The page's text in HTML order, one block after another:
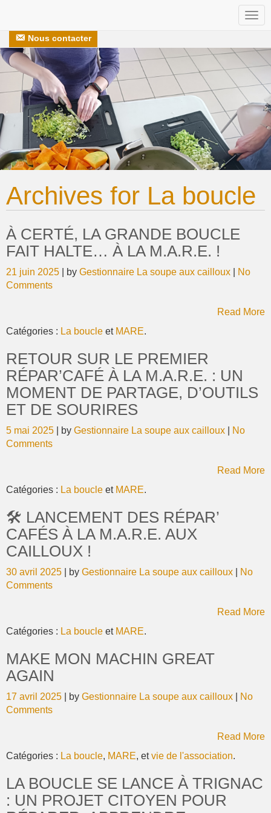
Nous contacter
Archives for La boucle
À CERTÉ, LA GRANDE BOUCLE
FAIT HALTE… À LA M.A.R.E. !
21 juin 2025 | by Gestionnaire La soupe aux cailloux
No
Comments
Read More
Catégories : La boucle et MARE.
RETOUR SUR LE PREMIER
RÉPAR’CAFÉ À LA M.A.R.E. : UN
MOMENT DE PARTAGE, D’OUTILS
ET DE SOURIRES
5 mai 2025 | by Gestionnaire La soupe aux cailloux
No
Comments
Read More
Catégories : La boucle et MARE.
🛠️ LANCEMENT DES RÉPAR’
CAFÉS À LA M.A.R.E. AUX
CAILLOUX !
30 avril 2025 | by Gestionnaire La soupe aux cailloux
No
Comments
Read More
Catégories : La boucle et MARE.
MAKE MON MACHIN GREAT
AGAIN
17 avril 2025 | by Gestionnaire La soupe aux cailloux
No
Comments
Read More
Catégories : La boucle, MARE, etvie de l'association.
LA BOUCLE SE LANCE À TRIGNAC
: UN PROJET CITOYEN POUR